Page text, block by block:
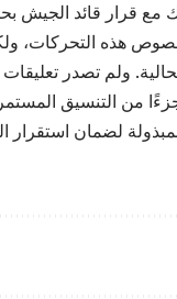
هذه التحركات،
ولم تصدر
لضمان استقرار